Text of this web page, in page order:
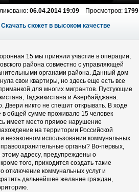
06.04.2014 19:09 Просмотров: 1799
Скачать сюжет в высоком качестве
15 мы приняли участие в операции,
района совместно с управляющей
органами района. Данный дом
свои квартиры, но здесь еще есть все
для многих мигрантов. Пустующие
Таджикистана и Азербайджана.
Двери никто не спешит открывать. В ходе
общей сумме проживало 15 человек
имеет место прямое нарушение
на территории Российской
незаконном использовании коммунальных
органы? Во-первых,
адресу, предупреждены о
того, приходится создать такие
отключение коммунальных услуг и
дальнейшее желание граждан,